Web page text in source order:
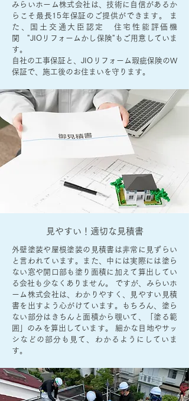
みらいホーム株式会社は、技術に自信があるか
らこそ最長15年保証のご提供ができます。 ま
た、国土交通大臣認定 住宅性能評価機
関 "JIOリフォームかし保険"もご用意していま
す。
自社の工事保証と、JIOリフォーム瑕疵保険のW
保証で、施工後のお住まいを守ります。
見やすい！適切な見積書
外壁塗装や屋根塗装の見積書は非常に見ずらい
と言われています。また、中には実際には塗ら
ない窓や開口部も塗り面積に加えて算出してい
る会社も少なくありません。 ですが、みらいホ
ーム株式会社は、わかりやすく、見やすい見積
書を出すよう心がけています。もちろん、塗ら
ない部分はきちんと面積から覗いて、「塗る範
囲」のみを算出しています。 細かな目地やサッ
シなどの部分も見て、わかるようにしていま
す。